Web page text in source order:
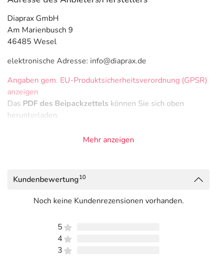
Diaprax GmbH
Am Marienbusch 9
46485 Wesel
elektronische Adresse: info@diaprax.de
Angaben gem. EU-Produktsicherheitsverordnung (GPSR)
anzeigen
Das PDF des Beipackzettels können Sie sich oben
herunterladen.
Mehr anzeigen
Kundenbewertung10
Noch keine Kundenrezensionen vorhanden.
5
4
3